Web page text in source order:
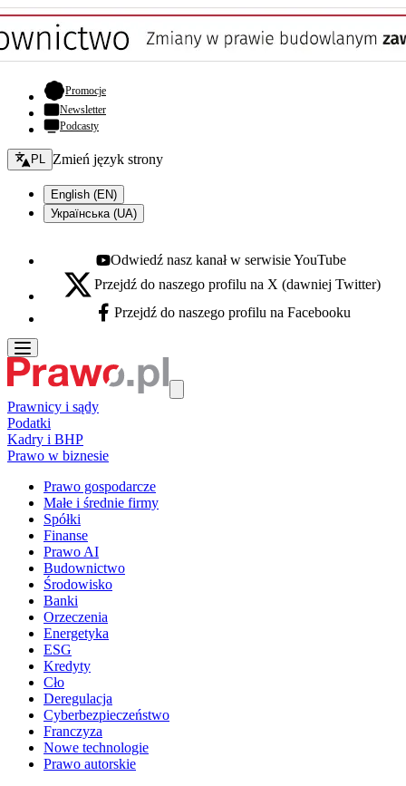
Promocje- otwiera się w nowej karcie
Newsletter
Podcasty
Zmień język - bieżący:
PL Zmień język strony
English (EN)
Українська (UA)
Youtube - otwiera się w nowej karcie
Odwiedź nasz kanał w serwisie YouTube
X - otwiera się w nowej karcie
Przejdź do naszego profilu na X (dawniej Twitter)
Facebook - otwiera się w nowej karcie
Przejdź do naszego profilu na Facebooku
Prawnicy i sądy
Podatki
Kadry i BHP
Prawo w biznesie
Prawo gospodarcze
Małe i średnie firmy
Spółki
Finanse
Prawo AI
Budownictwo
Środowisko
Banki
Orzeczenia
Energetyka
ESG
Kredyty
Cło
Deregulacja
Cyberbezpieczeństwo
Franczyza
Nowe technologie
Prawo autorskie